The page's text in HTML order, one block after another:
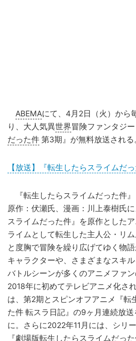
ABEMAにて、4月2日（火）から
り、大人気異世界冒険ファンタジ
だった件 第3期』が無料放送される
【放送】『転生したらスライムだ
『転生したらスライムだった件』
原作：伏瀬氏、漫画：川上泰樹氏
スライムだった件』を原作とした
ライムとして転生した主人公・リ
と度胸で冒険を繰り広げてゆく物
キャラクターや、さまざまなスキ
バトルシーンが多くのアニメファン
2018年に初めてテレビアニメ化さ
は、第2期とスピンオフアニメ『転
た件 転スラ日記』の9ヶ月連続放
に。さらに2022年11月には、シリ
『劇場版転生したらスライムだっ